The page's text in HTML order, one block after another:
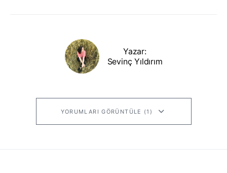
Yazar:
Sevinç Yıldırım
YORUMLARI GÖRÜNTÜLE (1)